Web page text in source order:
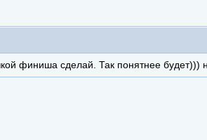
финиша сделай. Так понятнее будет)))